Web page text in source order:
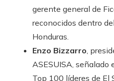
gerente general de
reconocidos dentro
Honduras.
Enzo Bizzarro,
ASESUISA,
Top 100 líderes de El